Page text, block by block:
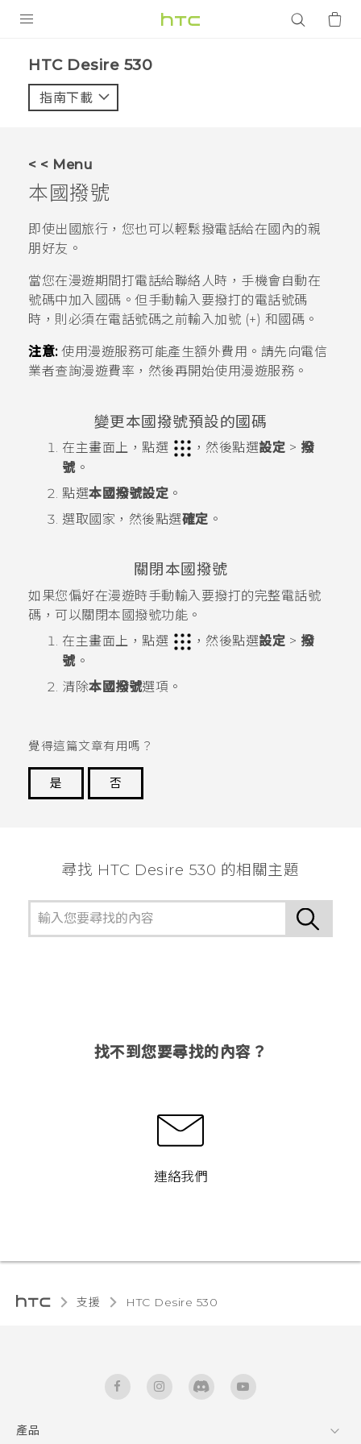
VIVE
應用程式
支援服務
登入
HTC Desire 530‎
指南下載
< < Menu
本國撥號
即使出國旅行，您也可以輕鬆撥電話給在國內的親
朋好友。
當您在漫遊期間打電話給聯絡人時，手機會自動在
號碼中加入國碼。但手動輸入要撥打的電話號碼
時，則必須在電話號碼之前輸入加號 (+) 和國碼。
注意:使用漫遊服務可能產生額外費用。請先向電信
業者查詢漫遊費率，然後再開始使用漫遊服務。
變更本國撥號預設的國碼
在主畫面上，點選 ，然後點選設定 > 撥
號。
點選本國撥號設定 。
選取國家，然後點選確定 。
關閉本國撥號
如果您偏好在漫遊時手動輸入要撥打的完整電話號
碼，可以關閉本國撥號功能。
在主畫面 上，點選 ，然後點選設定 > 撥
號。
清除本國撥號選項。
覺得這篇文章有用嗎？
是
否
尋找 HTC Desire 530 的相關主題
找不到您要尋找的內容？
連絡我們
支援 HTC Desire 530‎
產品